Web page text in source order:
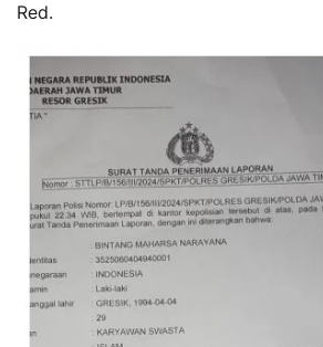
Red.